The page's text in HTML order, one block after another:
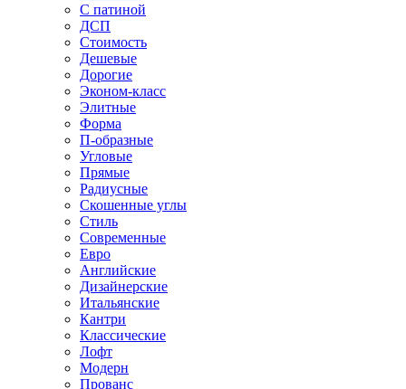
С патиной
ДСП
Стоимость
Дешевые
Дорогие
Эконом-класс
Элитные
Форма
П-образные
Угловые
Прямые
Радиусные
Скошенные углы
Стиль
Современные
Евро
Английские
Дизайнерские
Итальянские
Кантри
Классические
Лофт
Модерн
Прованс